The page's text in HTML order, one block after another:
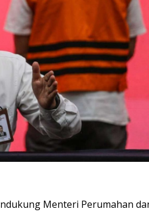
Menteri Perumahan